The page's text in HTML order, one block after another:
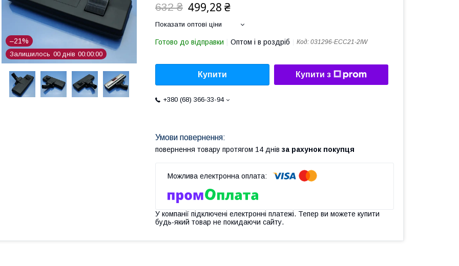
–21%
Залишилось 00 днів 00 00 00
632 ₴ 499,28 ₴
Показати оптові ціни
Готово до відправки Оптом і в роздріб Код: 031296-ECC21-2IW
Купити Купити з
+380 (68) 366-33-94
повернення товару протягом 14 днів за рахунок покупця
У компанії підключені електронні платежі. Тепер ви можете купити
будь-який товар не покидаючи сайту.